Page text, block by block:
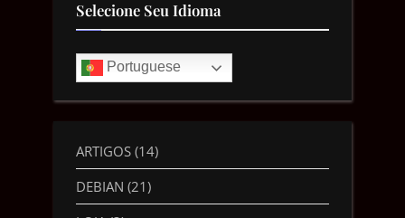
Selecione Seu Idioma
Portuguese
ARTIGOS (14)
DEBIAN (21)